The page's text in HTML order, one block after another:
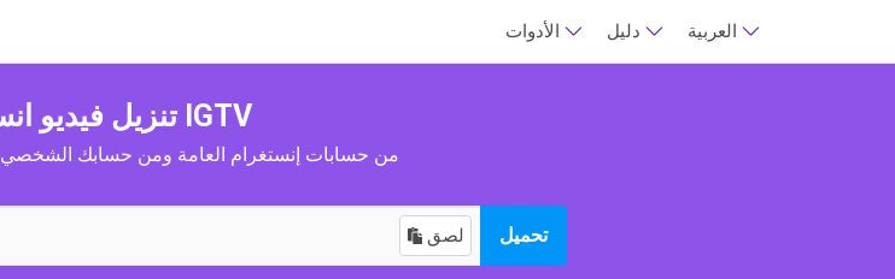
تنزيل فيديو انستجرام IGTV
قم بتنزيل مقاطع فيديو IGTV من حسابات إنستغرام العامة ومن حسابك الشخصي
لصق تحميل